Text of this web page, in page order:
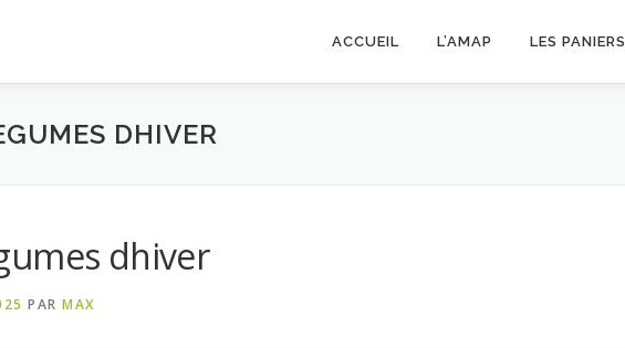
ACCUEIL L’AMAP LES PANIERS
DHIVER
dhiver
PAR MAX